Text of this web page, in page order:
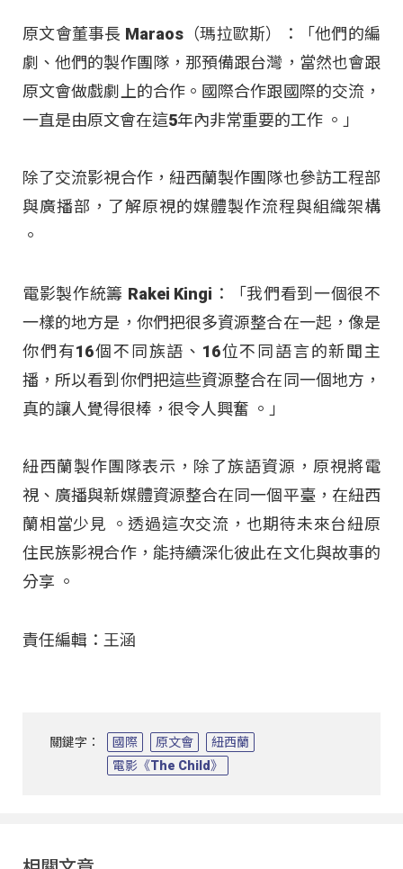
原文會董事長 Maraos（瑪拉歐斯）：「他們的編
劇、他們的製作團隊，那預備跟台灣，當然也會跟
原文會做戲劇上的合作。國際合作跟國際的交流，
一直是由原文會在這5年內非常重要的工作 。」
除了交流影視合作，紐西蘭製作團隊也參訪工程部
與廣播部，了解原視的媒體製作流程與組織架構
。
電影製作統籌 Rakei Kingi：「我們看到一個很不
一樣的地方是，你們把很多資源整合在一起，像是
你們有16個不同族語、16位不同語言的新聞主
播，所以看到你們把這些資源整合在同一個地方，
真的讓人覺得很棒，很令人興奮 。」
紐西蘭製作團隊表示，除了族語資源，原視將電
視、廣播與新媒體資源整合在同一個平臺，在紐西
蘭相當少見
。透過這次交流，也期待未來台紐原
住民族影視合作，能持續深化彼此在文化與故事的
分享 。
責任編輯：王涵
關鍵字： 國際 原文會
紐西蘭
電影《The Child》